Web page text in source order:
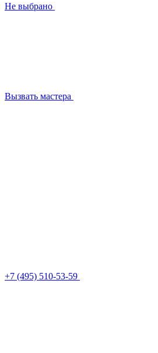
Не выбрано
Вызвать мастера
+7 (495) 510-53-59